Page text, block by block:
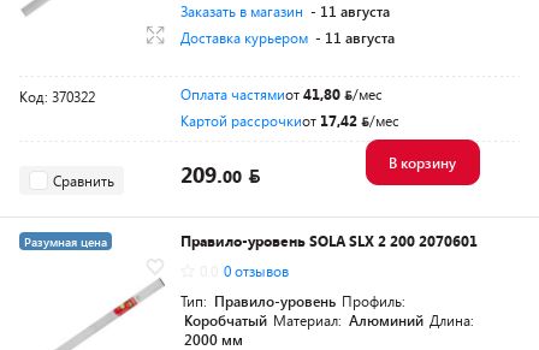
Заказать в магазин - 11 августа
Доставка курьером - 11 августа
Код: 370322 Оплата частямиот41,80
/мес
Картой рассрочкиот 17,42 /мес
Сравнить 209.00
В корзину
Разумная цена
Правило-уровень SOLA SLX 2 200 2070601
0 отзывов
Тип: Правило-уровень Профиль:
Коробчатый Материал: Алюминий Длина:
2000 мм